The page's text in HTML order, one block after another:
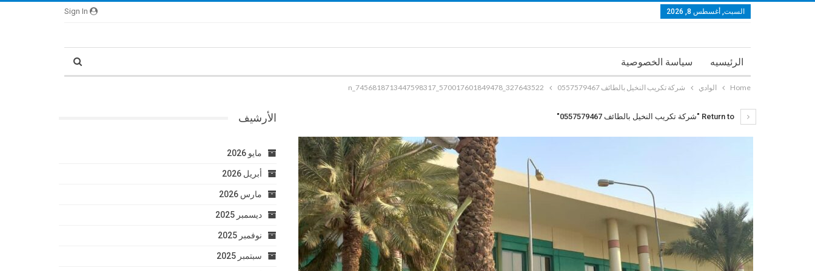
السبت, أغسطس 8, 2026
الرئيسيه سياسة الخصوصية
Home الوادي شركة تكريب النخيل بالطائف 0557579467 327643522_570017601849478_7456818713447598317_n
الأرشيف
مايو 2026
أبريل 2026
مارس 2026
ديسمبر 2025
نوفمبر 2025
سبتمبر 2025